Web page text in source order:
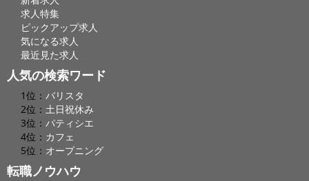
求人特集
ピックアップ求人
気になる求人
最近見た求人
人気の検索ワード
1位： バリスタ
2位： 土日祝休み
3位： パティシエ
4位： カフェ
5位： オープニング
転職ノウハウ